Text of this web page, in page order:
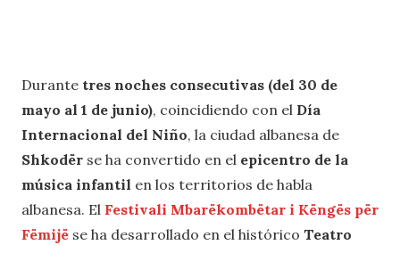
Durante tres noches consecutivas (del 30 de
mayo al 1 de junio), coincidiendo con el Día
Internacional del Niño, la ciudad albanesa de
Shkodër se ha convertido en el epicentro de la
música infantil en los territorios de habla
albanesa. El Festivali Mbarëkombëtar i Këngës për
Fëmijë se ha desarrollado en el histórico Teatro